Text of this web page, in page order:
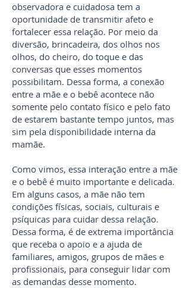
observadora e cuidadosa tem a
oportunidade de transmitir afeto e
fortalecer essa relação. Por meio da
diversão, brincadeira, dos olhos nos
olhos, do cheiro, do toque e das
conversas que esses momentos
possibilitam. Dessa forma, a conexão
entre a mãe e o bebê acontece não
somente pelo contato físico e pelo fato
de estarem bastante tempo juntos, mas
sim pela disponibilidade interna da
mamãe.
Como vimos, essa interação entre a mãe
e o bebê é muito importante e delicada.
Em alguns casos, a mãe não tem
condições físicas, sociais, culturais e
psíquicas para cuidar dessa relação.
Dessa forma, é de extrema importância
que receba o apoio e a ajuda de
familiares, amigos, grupos de mães e
profissionais, para conseguir lidar com
as demandas desse momento.